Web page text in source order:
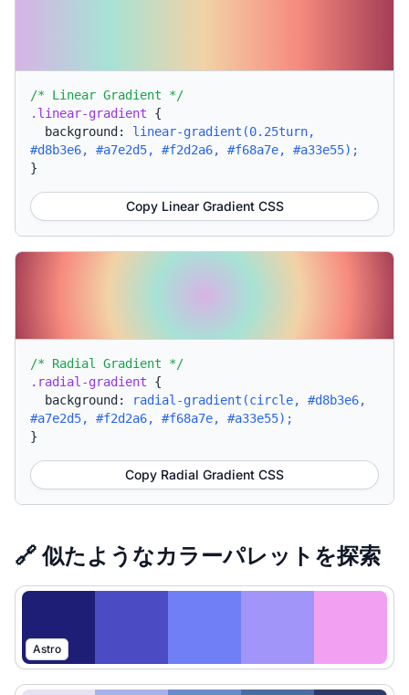
/* Linear Gradient */
.linear-gradient {
background: linear-gradient(0.25turn,
#d8b3e6, #a7e2d5, #f2d2a6, #f68a7e, #a33e55);
}
Copy Linear Gradient CSS
/* Radial Gradient */
.radial-gradient {
background:
radial-gradient(circle, #d8b3e6,
#a7e2d5, #f2d2a6, #f68a7e, #a33e55);
}
Copy Radial Gradient CSS
🔗 似たようなカラーパレットを探索
Astro